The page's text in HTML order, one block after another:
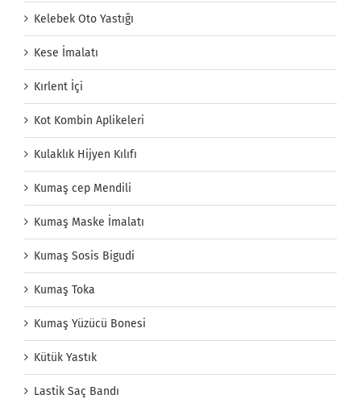
Kelebek Oto Yastığı
Kese İmalatı
Kırlent İçi
Kot Kombin Aplikeleri
Kulaklık Hijyen Kılıfı
Kumaş cep Mendili
Kumaş Maske İmalatı
Kumaş Sosis Bigudi
Kumaş Toka
Kumaş Yüzücü Bonesi
Kütük Yastık
Lastik Saç Bandı